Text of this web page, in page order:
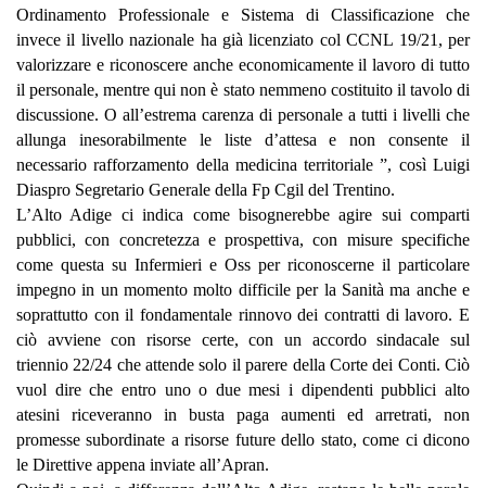
Ordinamento Professionale e Sistema di Classificazione che
invece il livello nazionale ha già licenziato col CCNL 19/21, per
valorizzare e riconoscere anche economicamente il lavoro di tutto
il personale, mentrequi non è stato nemmeno costituito il tavolo di
discussione. O all’estrema carenza di personale a tutti i livelli che
allunga inesorabilmente le liste d’attesa e non consente il
necessario rafforzamento della medicina territoriale”, così Luigi
Diaspro Segretario Generale della Fp Cgil del Trentino.
L’Alto Adige ci indica come bisognerebbe agire sui comparti
pubblici, con concretezza e prospettiva,con misure specifiche
come questa su Infermieri e Oss per riconoscerne il particolare
impegno in un momentomolto difficileper la Sanità ma anche e
soprattutto con il fondamentale rinnovo dei contratti di lavoro. E
ciò avviene con risorse certe, con un accordo sindacale sul
triennio 22/24 che attende solo il parere della Corte dei Conti. Ciò
vuol dire che entro uno o due mesi i dipendenti pubblici alto
atesini riceveranno in busta paga aumenti ed arretrati, non
promesse subordinate a risorse future dello stato, come ci dicono
le Direttive appena inviate all’Apran.